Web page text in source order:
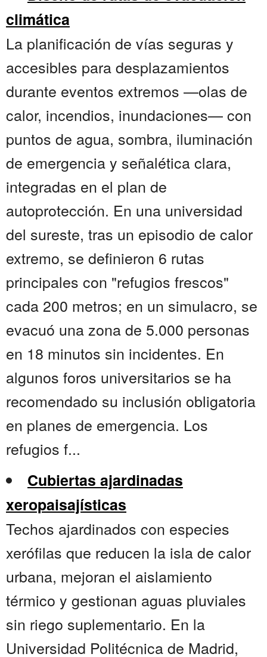
climática
La planificación de vías seguras y
accesibles para desplazamientos
durante eventos extremos —olas de
calor, incendios, inundaciones— con
puntos de agua, sombra, iluminación
de emergencia y señalética clara,
integradas en el plan de
autoprotección. En una universidad
del sureste, tras un episodio de calor
extremo, se definieron 6 rutas
principales con "refugios frescos"
cada 200 metros; en un simulacro, se
evacuó una zona de 5.000 personas
en 18 minutos sin incidentes. En
algunos foros universitarios se ha
recomendado su inclusión obligatoria
en planes de emergencia. Los
refugios f...
Cubiertas ajardinadas
xeropaisajísticas
Techos ajardinados con especies
xerófilas que reducen la isla de calor
urbana, mejoran el aislamiento
térmico y gestionan aguas pluviales
sin riego suplementario. En la
Universidad Politécnica de Madrid,